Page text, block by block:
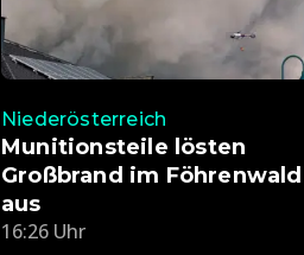
Niederösterreich
Munitionsteile lösten
Großbrand im Föhrenwald
aus
16:26 Uhr